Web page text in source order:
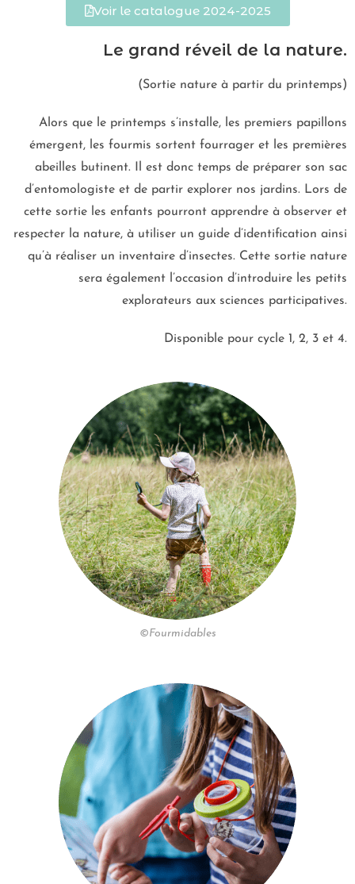
Voir le catalogue 2024-2025
Le grand réveil de la nature.
(Sortie nature à partir du printemps)
Alors que le printemps s’installe, les premiers papillons
émergent, les fourmis sortent fourrager et les premières
abeilles butinent. Il est donc temps de préparer son sac
d’entomologiste et de partir explorer nos jardins. Lors de
cette sortie les enfants pourront apprendre à observer et
respecter la nature, à utiliser un guide d’identification ainsi
qu’à réaliser un inventaire d’insectes. Cette sortie nature
sera également l’occasion d’introduire les petits
explorateurs aux sciences participatives.
Disponible pour cycle 1, 2, 3 et 4.
©Fourmidables